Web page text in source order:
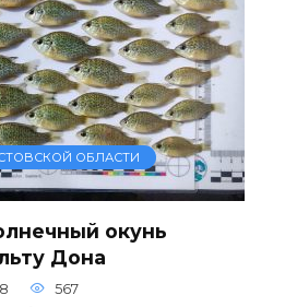
ОБЛАСТИ
окунь
Дона
567